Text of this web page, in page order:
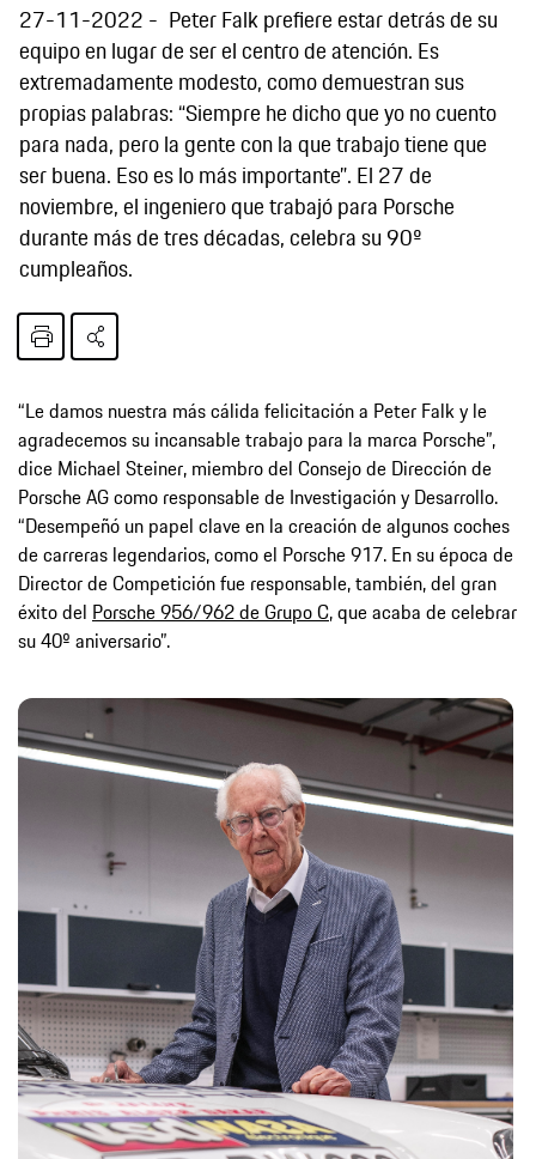
27-11-2022
Peter Falk prefiere estar detrás de su
equipo en lugar de ser el centro de atención. Es
extremadamente modesto, como demuestran sus
propias palabras: “Siempre he dicho que yo no cuento
para nada, pero la gente con la que trabajo tiene que
ser buena. Eso es lo más importante”. El 27 de
noviembre, el ingeniero que trabajó para Porsche
durante más de tres décadas, celebra su 90º
cumpleaños.
“Le damos nuestra más cálida felicitación a Peter Falk y le
agradecemos su incansable trabajo para la marca Porsche”,
dice Michael Steiner, miembro del Consejo de Dirección de
Porsche AG como responsable de Investigación y Desarrollo.
“Desempeñó un papel clave en la creación de algunos coches
de carreras legendarios, como el Porsche 917. En su época de
Director de Competición fue responsable, también, del gran
éxito del Porsche 956/962 de Grupo C, que acaba de celebrar
su 40º aniversario”.